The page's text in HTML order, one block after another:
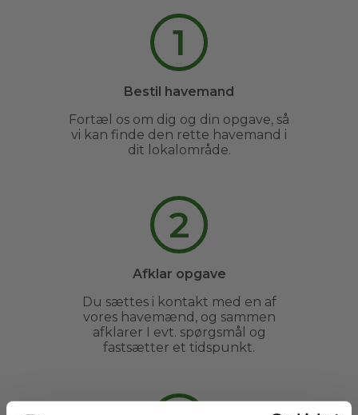
1
Bestil havemand
Fortæl os om dig og din opgave, så
vi kan finde den rette havemand i
dit lokalområde.
2
Afklar opgave
Du sættes i kontakt med en af
vores havemænd, og sammen
afklarer I evt. spørgsmål og
fastsætter et tidspunkt.